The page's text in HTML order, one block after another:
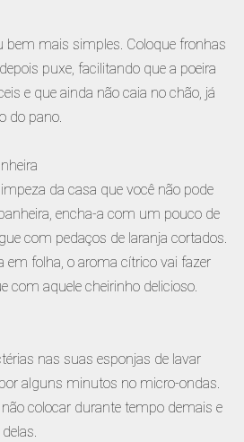
bem mais simples. Coloque fronhas
puxe, facilitando que a poeira
e que ainda não caia no chão, já
do pano.
da casa que você não pode
encha-a com um pouco de
com pedaços de laranja cortados.
em folha, o aroma cítrico vai fazer
com aquele cheirinho delicioso.
nas suas esponjas de lavar
alguns minutos no micro-ondas.
colocar durante tempo demais e